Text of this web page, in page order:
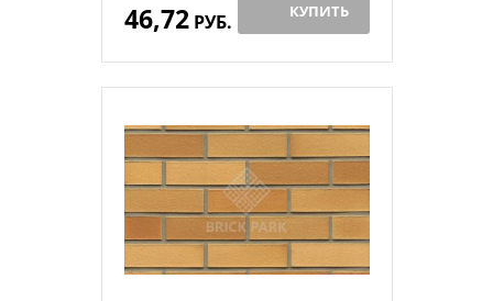
46,72РУБ. КУПИТЬ